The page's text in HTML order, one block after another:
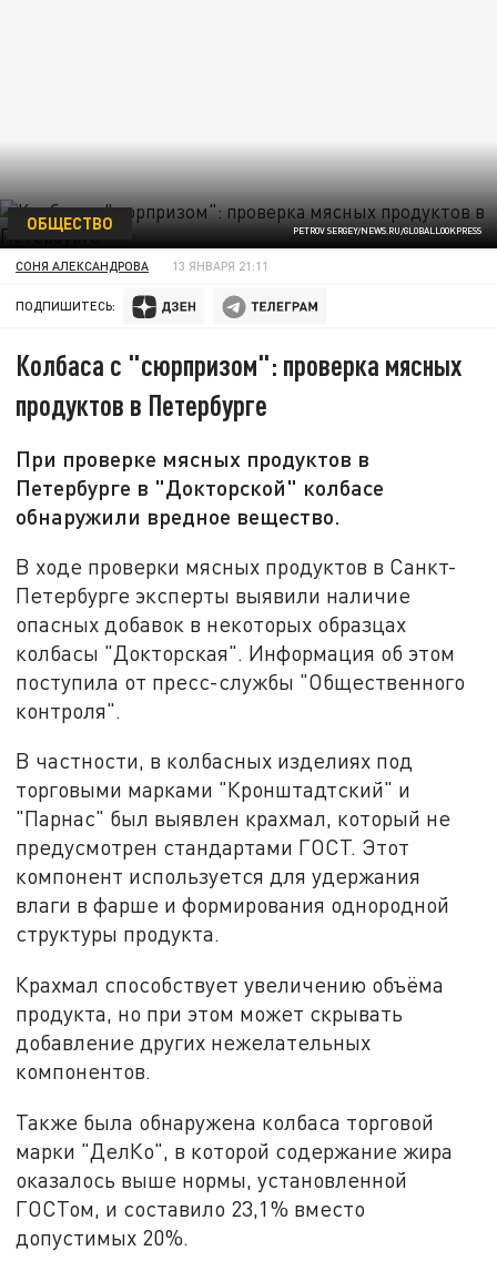
PETROV SERGEY/NEWS.RU/GLOBALLOOKPRESS
ОБЩЕСТВО
СОНЯ АЛЕКСАНДРОВА 13 ЯНВАРЯ 21:11
ПОДПИШИТЕСЬ:
Колбаса с "сюрпризом": проверка мясных
продуктов в Петербурге
При проверке мясных продуктов в
Петербурге в "Докторской" колбасе
обнаружили вредное вещество.
В ходе проверки мясных продуктов в Санкт-
Петербурге эксперты выявили наличие
опасных добавок в некоторых образцах
колбасы "Докторская". Информация об этом
поступила от пресс-службы "Общественного
контроля".
В частности, в колбасных изделиях под
торговыми марками "Кронштадтский" и
"Парнас" был выявлен крахмал, который не
предусмотрен стандартами ГОСТ. Этот
компонент используется для удержания
влаги в фарше и формирования однородной
структуры продукта.
Крахмал способствует увеличению объёма
продукта, но при этом может скрывать
добавление других нежелательных
компонентов.
Также была обнаружена колбаса торговой
марки "ДелКо", в которой содержание жира
оказалось выше нормы, установленной
ГОСТом, и составило 23,1% вместо
допустимых 20%.